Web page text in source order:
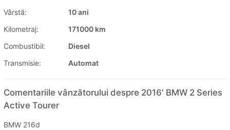
Vârstă:
10 ani
Kilometraj:
171000 km
Combustibil:
Diesel
Transmisie:
Automat
Comentariile vânzătorului despre 2016' BMW 2 Series
Active Tourer
BMW 216d